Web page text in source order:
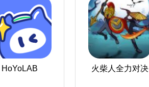
HoYoLAB 火柴人全力对决